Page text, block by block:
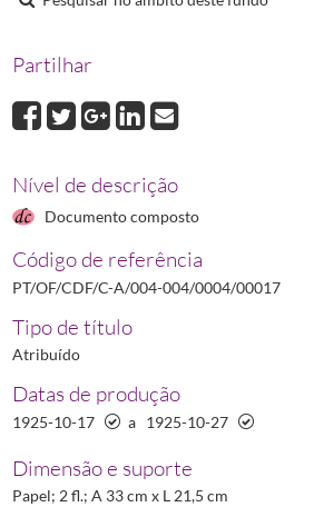
00017 Processo de Sebastião Pimentel
Partilhar
Nível de descrição
Documento composto
Código de referência
PT/OF/CDF/C-A/004-004/0004/00017
Tipo de título
Atribuído
Datas de produção
1925-10-17 a 1925-10-27
Dimensão e suporte
Papel; 2 fl.; A 33 cm x L 21,5 cm